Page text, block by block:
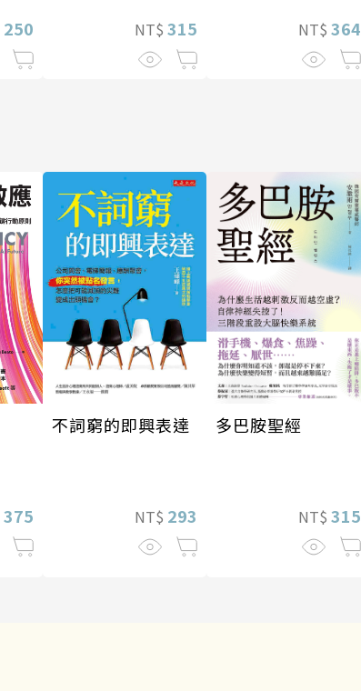
250 NT$ 315 NT$ 364
375
不詞窮的即興表達
NT$ 293
多巴胺聖經
NT$ 315